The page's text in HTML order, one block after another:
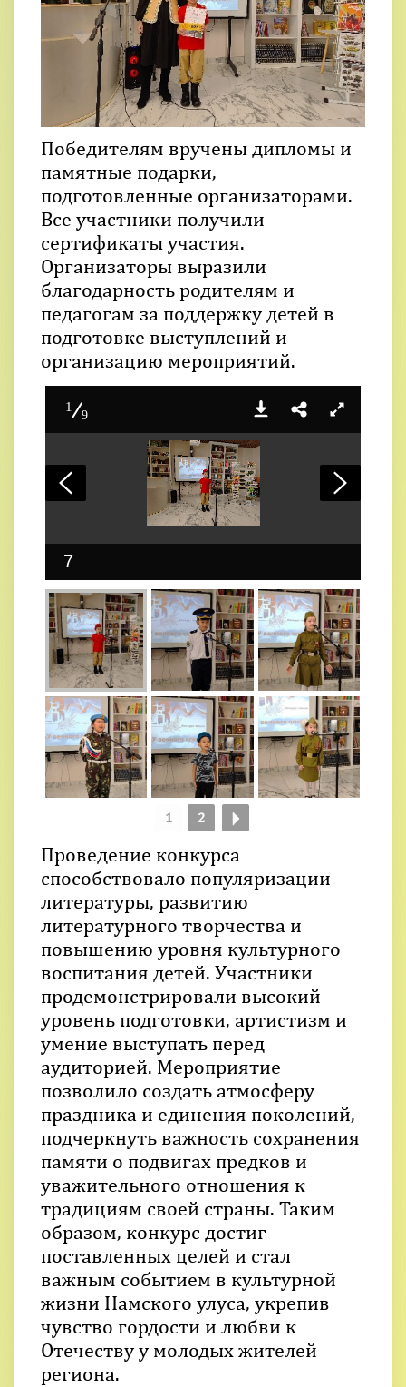
Победителям вручены дипломы и
памятные подарки,
подготовленные организаторами.
Все участники получили
сертификаты участия.
Организаторы выразили
благодарность родителям и
педагогам за поддержку детей в
подготовке выступлений и
организацию мероприятий.
1
9
7
1 2
Проведение конкурса
способствовало популяризации
литературы, развитию
литературного творчества и
повышению уровня культурного
воспитания детей. Участники
продемонстрировали высокий
уровень подготовки, артистизм и
умение выступать перед
аудиторией. Мероприятие
позволило создать атмосферу
праздника и единения поколений,
подчеркнуть важность сохранения
памяти о подвигах предков и
уважительного отношения к
традициям своей страны. Таким
образом, конкурс достиг
поставленных целей и стал
важным событием в культурной
жизни Намского улуса, укрепив
чувство гордости и любви к
Отечеству у молодых жителей
региона.